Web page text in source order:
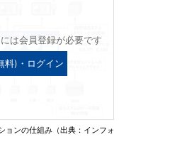
は会員登録が必要です
料)・ログイン
ョンの仕組み（出典：インフォ